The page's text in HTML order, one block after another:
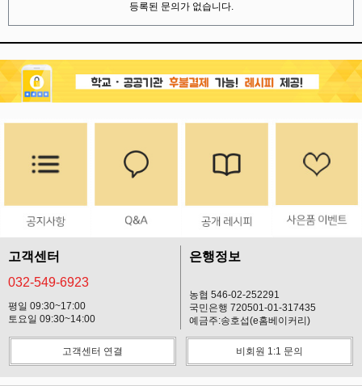
등록된 문의가 없습니다.
고객센터
032-549-6923
평일 09:30~17:00
토요일 09:30~14:00
은행정보
농협 546-02-252291
국민은행 720501-01-317435
예금주:송호섭(e홈베이커리)
고객센터 연결 비회원 1:1 문의